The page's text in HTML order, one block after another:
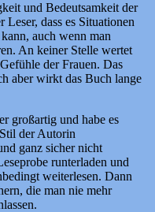
und Bedeutsamkeit der
dass es Situationen
auch wenn man
An keiner Stelle wertet
der Frauen. Das
aber wirkt das Buch lange
großartig und habe es
der Autorin
ganz sicher nicht
runterladen und
weiterlesen. Dann
die man nie mehr